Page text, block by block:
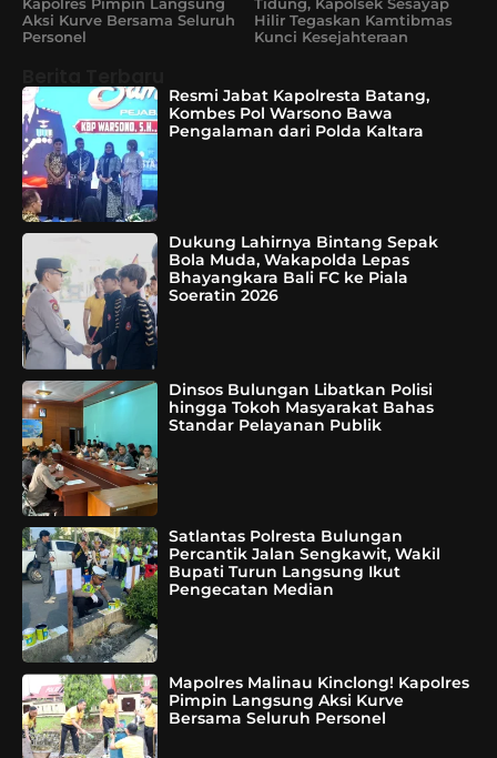
Aksi Kurve Bersama Seluruh
Personel
Hilir Tegaskan Kamtibmas
Kunci Kesejahteraan
Resmi Jabat Kapolresta Batang,
Kombes Pol Warsono Bawa
Pengalaman dari Polda Kaltara
Dukung Lahirnya Bintang Sepak
Bola Muda, Wakapolda Lepas
Bhayangkara Bali FC ke Piala
Soeratin 2026
Dinsos Bulungan Libatkan Polisi
hingga Tokoh Masyarakat Bahas
Standar Pelayanan Publik
Satlantas Polresta Bulungan
Percantik Jalan Sengkawit, Wakil
Bupati Turun Langsung Ikut
Pengecatan Median
Mapolres Malinau Kinclong! Kapolres
Pimpin Langsung Aksi Kurve
Bersama Seluruh Personel